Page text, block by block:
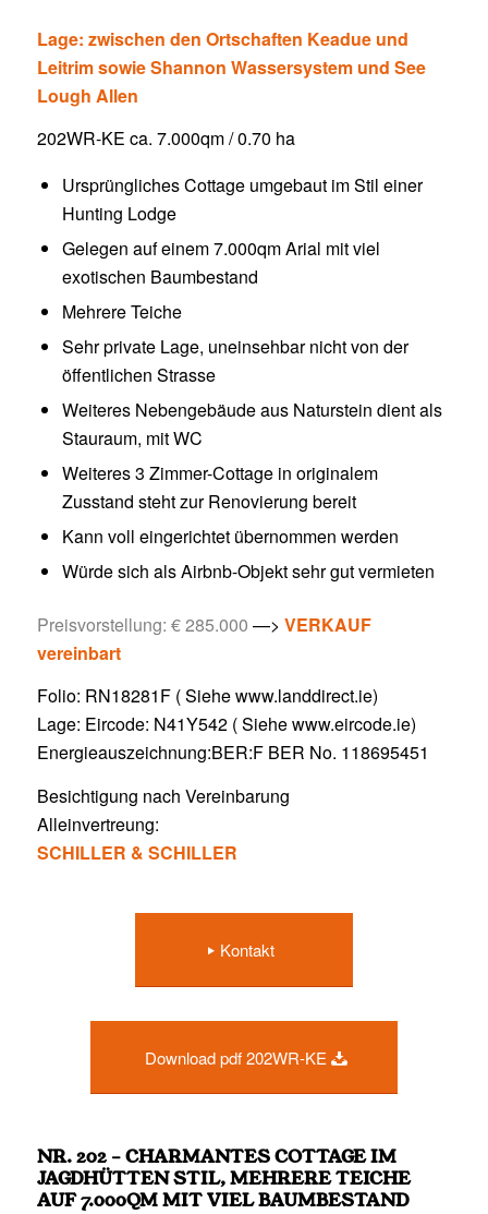
NR. 202 – CHARMANTES COTTAGE IM
JAGDHÜTTEN STIL, MEHRERE TEICHE
AUF 7.000QM MIT VIEL BAUMBESTAND
Lage: zwischen den Ortschaften Keadue und
Leitrim sowie Shannon Wassersystem und See
Lough Allen
202WR-KE ca. 7.000qm / 0.70 ha
Ursprüngliches Cottage umgebaut im Stil einer
Hunting Lodge
Gelegen auf einem 7.000qm Arial mit viel
exotischen Baumbestand
Mehrere Teiche
Sehr private Lage, uneinsehbar nicht von der
öffentlichen Strasse
Weiteres Nebengebäude aus Naturstein dient als
Stauraum, mit WC
Weiteres 3 Zimmer-Cottage in originalem
Zusstand steht zur Renovierung bereit
Kann voll eingerichtet übernommen werden
Würde sich als Airbnb-Objekt sehr gut vermieten
Preisvorstellung: € 285.000 —> VERKAUF
vereinbart
Folio: RN18281F ( Siehe www.landdirect.ie)
Lage: Eircode: N41Y542 ( Siehe www.eircode.ie)
Energieauszeichnung:BER:F BER No. 118695451
Besichtigung nach Vereinbarung
Alleinvertreung:
SCHILLER & SCHILLER
Kontakt
Download pdf 202WR-KE